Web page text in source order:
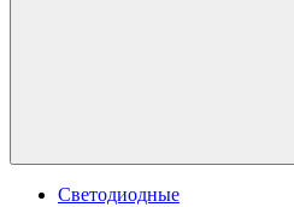
Светодиодные